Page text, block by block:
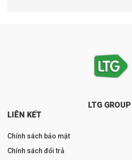
LTG GROUP
LIÊN KẾT
Chính sách bảo mật
Chính sách đổi trả